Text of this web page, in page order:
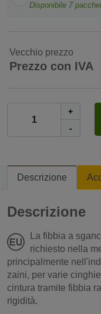
Disponibile 7
Vecchio prezzo
Prezzo con IVA
+
-
Descrizione
Descrizione
La fibbia a
richiesto nella
principalmente
zaini, per varie
cintura tramite fibbia
rigidità.